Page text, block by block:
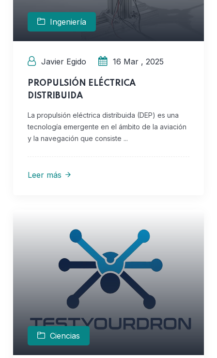
Ingeniería
Javier Egido 16 Mar , 2025
PROPULSIÓN ELÉCTRICA
DISTRIBUIDA
La propulsión eléctrica distribuida (DEP) es una
tecnología emergente en el ámbito de la aviación
y la navegación que consiste ...
Leer más
Ciencias